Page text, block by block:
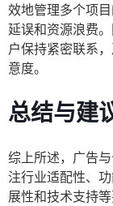
效地管理多个项
延误和资源浪费
户保持紧密联系
意度。
总结与建
综上所述，广告
注行业适配性、
展性和技术支持